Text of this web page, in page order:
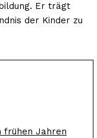
Er trägt
der Kinder zu
frühen Jahren